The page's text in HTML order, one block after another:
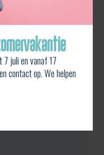
over
7 juli en vanaf 17
contact op. We helpen